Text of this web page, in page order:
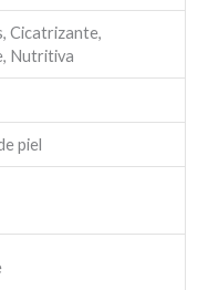
Cicatrizante,
Nutritiva
piel